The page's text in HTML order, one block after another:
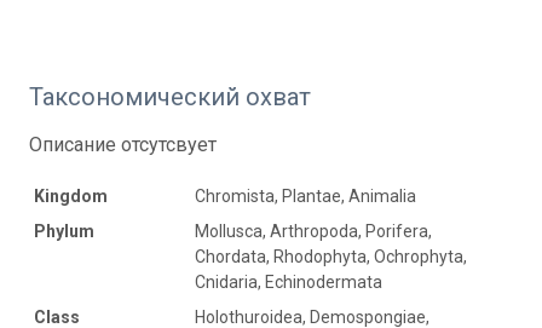
Таксономический охват
Описание отсутсвует
Kingdom
Chromista, Plantae, Animalia
Phylum
Mollusca, Arthropoda, Porifera,
Chordata, Rhodophyta, Ochrophyta,
Cnidaria, Echinodermata
Class
Holothuroidea, Demospongiae,